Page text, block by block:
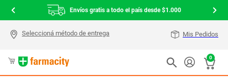
Envíos gratis a todo el país desde $1.000
Mis Pedidos
0